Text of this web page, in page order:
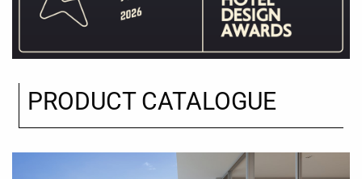
PRODUCT CATALOGUE